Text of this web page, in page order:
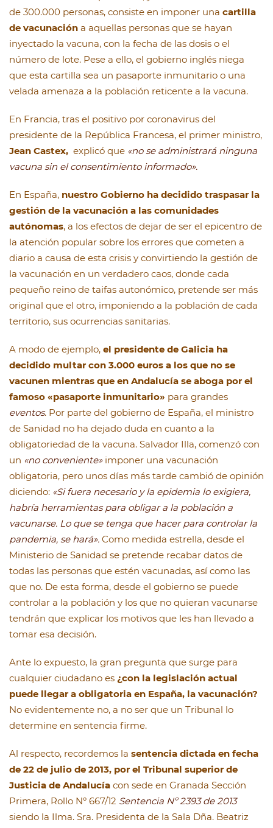
de 300.000 personas, consiste en imponer una cartilla
de vacunación a aquellas personas que se hayan
inyectado la vacuna, con la fecha de las dosis o el
número de lote. Pese a ello, el gobierno inglés niega
que esta cartilla sea un pasaporte inmunitario o una
velada amenaza a la población reticente a la vacuna.
En Francia, tras el positivo por coronavirus del
presidente de la República Francesa, el primer ministro,
Jean Castex, explicó que «no se administrará ninguna
vacuna sin el consentimiento informado».
En España, nuestro Gobierno ha decidido traspasar la
gestión de la vacunación a las comunidades
autónomas, a los efectos de dejar de ser el epicentro de
la atención popular sobre los errores que cometen a
diario a causa de esta crisis y convirtiendo la gestión de
la vacunación en un verdadero caos, donde cada
pequeño reino de taifas autonómico, pretende ser más
original que el otro, imponiendo a la población de cada
territorio, sus ocurrencias sanitarias.
A modo de ejemplo, el presidente de Galicia ha
decidido multar con 3.000 euros a los que no se
vacunen mientras que en Andalucía se aboga por el
famoso «pasaporte inmunitario» para grandes
eventos. Por parte del gobierno de España, el ministro
de Sanidad no ha dejado duda en cuanto a la
obligatoriedad de la vacuna. Salvador Illa, comenzó con
un «no conveniente»imponer una vacunación
obligatoria, pero unos días más tarde cambió de opinión
diciendo: «Si fuera necesario y la epidemia lo exigiera,
habría herramientas para obligar a la población a
vacunarse. Lo que se tenga que hacer para controlar la
pandemia, se hará». Como medida estrella, desde el
Ministerio de Sanidad se pretende recabar datos de
todas las personas que estén vacunadas, así como las
que no. De esta forma, desde el gobierno se puede
controlar a la población y los que no quieran vacunarse
tendrán que explicar los motivos que les han llevado a
tomar esa decisión.
Ante lo expuesto, la gran pregunta que surge para
cualquier ciudadano es ¿con la legislación actual
puede llegar a obligatoria en España, la vacunación?
No evidentemente no, a no ser que un Tribunal lo
determine en sentencia firme.
Al respecto, recordemos la sentencia dictada en fecha
de 22 de julio de 2013, por el Tribunal superior de
Justicia de Andalucía con sede en Granada Sección
Primera, Rollo Nº 667/12 Sentencia Nº 2393 de 2013
siendo la Ilma. Sra. Presidenta de la Sala Dña. Beatriz